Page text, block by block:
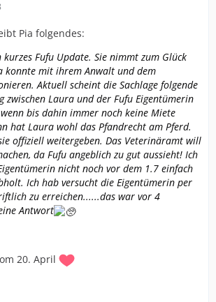
Pia folgendes:
kurzes Fufu Update. Sie nimmt zum Glück
konnte mit ihrem Anwalt und dem
Aktuell scheint die Sachlage folgende
zwischen Laura und der Fufu Eigentümerin
bis dahin immer noch keine Miete
hat Laura wohl das Pfandrecht am Pferd.
offiziell weitergeben. Das Veterinäramt will
da Fufu angeblich zu gut aussieht! Ich
nicht noch vor dem 1.7 einfach
Ich hab versucht die Eigentümerin per
zu erreichen......das war vor 4
Antwort
20. April